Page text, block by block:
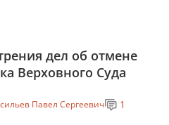
дел об отмене
Верховного Суда
Павел Сергеевич
1